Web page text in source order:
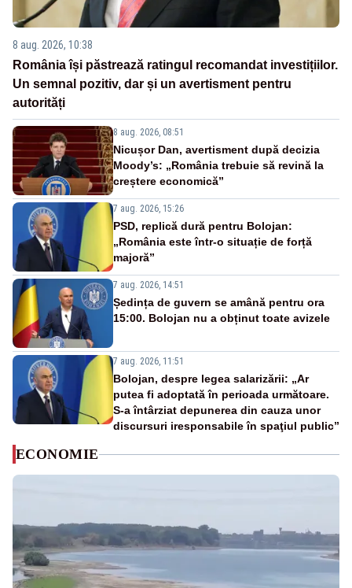
8 aug. 2026, 10:38
România își păstrează ratingul recomandat investițiilor.
Un semnal pozitiv, dar și un avertisment pentru
autorități
8 aug. 2026, 08:51
Nicușor Dan, avertisment după decizia
Moody’s: „România trebuie să revină la
creștere economică”
7 aug. 2026, 15:26
PSD, replică dură pentru Bolojan:
„România este într-o situație de forță
majoră”
7 aug. 2026, 14:51
Ședința de guvern se amână pentru ora
15:00. Bolojan nu a obținut toate avizele
7 aug. 2026, 11:51
Bolojan, despre legea salarizării: „Ar
putea fi adoptată în perioada următoare.
S-a întârziat depunerea din cauza unor
discursuri iresponsabile în spaţiul public”
ECONOMIE